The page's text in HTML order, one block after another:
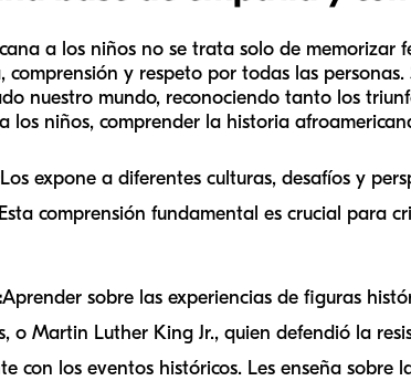
a los niños no se trata solo de memorizar
y respeto por todas las
nuestro mundo, reconociendo tanto los
los niños, comprender la historia
Los expone a diferentes culturas, desafíos y
comprensión fundamental es crucial para
Aprender sobre las experiencias de figuras
o Martin Luther King Jr., quien defendió la
con los eventos históricos. Les enseña